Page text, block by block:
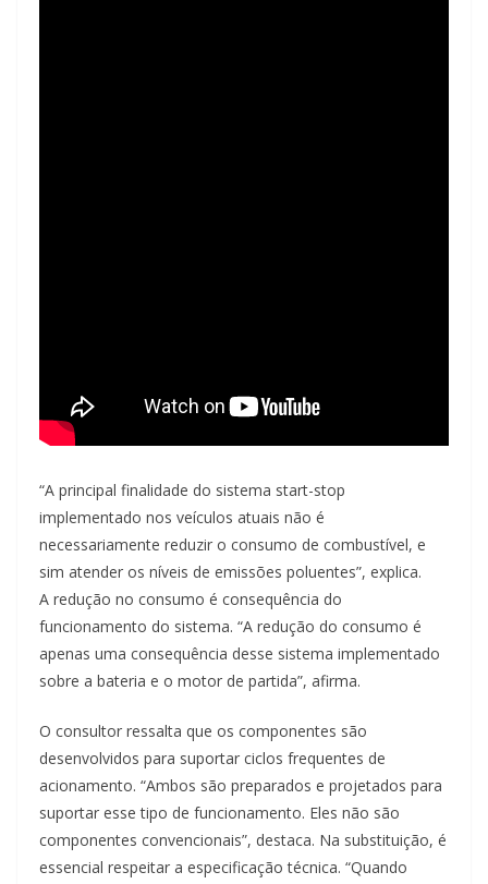
“A principal finalidade do sistema start-stop
implementado nos veículos atuais não é
necessariamente reduzir o consumo de combustível, e
sim atender os níveis de emissões poluentes”, explica.
A redução no consumo é consequência do
funcionamento do sistema. “A redução do consumo é
apenas uma consequência desse sistema implementado
sobre a bateria e o motor de partida”, afirma.
O consultor ressalta que os componentes são
desenvolvidos para suportar ciclos frequentes de
acionamento. “Ambos são preparados e projetados para
suportar esse tipo de funcionamento. Eles não são
componentes convencionais”, destaca. Na substituição, é
essencial respeitar a especificação técnica. “Quando